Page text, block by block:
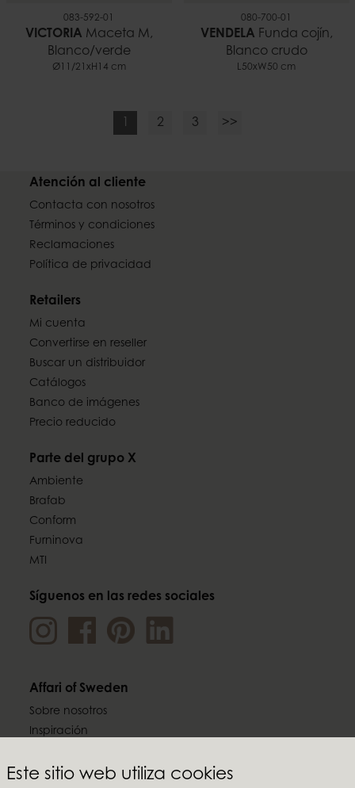
Este sitio web utiliza cookies
083-592-01
VICTORIA Maceta M,
Blanco/verde
Ø11/21xH14 cm
080-700-01
VENDELA Funda cojín,
Blanco crudo
L50xW50 cm
1 2 3 >>
Atención al cliente
Contacta con nosotros
Términos y condiciones
Reclamaciones
Política de privacidad
Retailers
Mi cuenta
Convertirse en reseller
Buscar un distribuidor
Catálogos
Banco de imágenes
Precio reducido
Parte del grupo X
Ambiente
Brafab
Conform
Furninova
MTI
Síguenos en las redes sociales
Affari of Sweden
Sobre nosotros
Inspiración